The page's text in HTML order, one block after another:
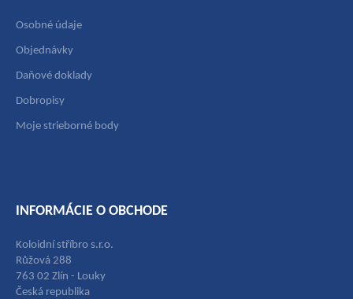
Osobné údaje
Objednávky
Daňové doklady
Dobropisy
Moje strieborné body
INFORMÁCIE O OBCHODE
Koloidní stříbro s.r.o.
Růžová 288
763 02 Zlín - Louky
Česká republika